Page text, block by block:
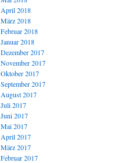
April 2018
März 2018
Februar 2018
Januar 2018
Dezember 2017
November 2017
Oktober 2017
September 2017
August 2017
Juli 2017
Juni 2017
Mai 2017
April 2017
März 2017
Februar 2017